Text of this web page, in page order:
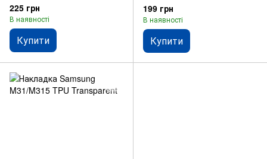
225 грн
В наявності
Купити
199 грн
В наявності
Купити